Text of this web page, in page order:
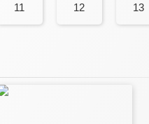
11 12 13